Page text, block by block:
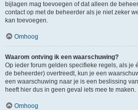
bijlagen mag toevoegen of dat alleen de
contact op met de beheerder als je niet zeker
kan toevoegen.
Omhoog
Waarom ontving ik een waarschuwing?
Op ieder forum gelden specifieke regels, als je
de beheerder) overtreedt, kun je een
een waarschuwing naar je is een beslissing
heeft hier dus in geen geval iets mee te maken.
Omhoog